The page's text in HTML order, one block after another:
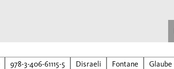
978-3-406-61115-5 Disraeli Fontane Glaube